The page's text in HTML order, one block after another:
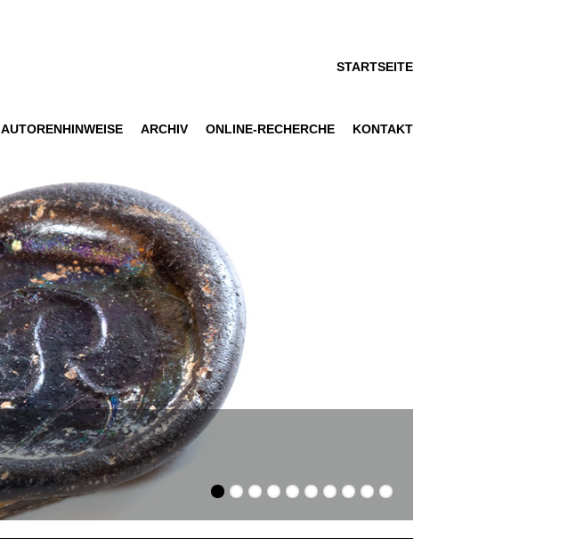
STARTSEITE
AUTORENHINWEISE ARCHIV ONLINE-RECHERCHE KONTAKT